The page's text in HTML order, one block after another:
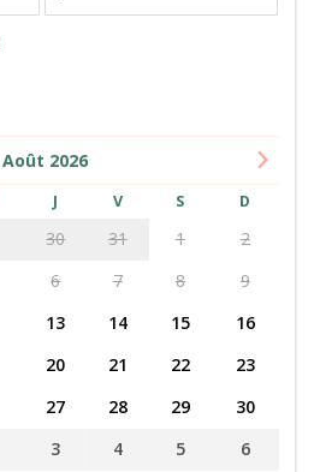
Août 2026
J V S D
30 31 1
2
6 7 8
9
13 14 15
16
20 21 22
23
27 28 29
30
3 4 5 6